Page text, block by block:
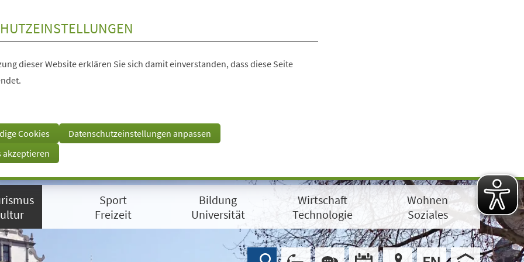
dieser Website erklären Sie sich damit einverstanden, dass diese Seite
Cookies
Datenschutzeinstellungen anpassen
akzeptieren
Sport
Freizeit
Bildung
Universität
Wirtschaft
Technologie
Wohnen
Soziales